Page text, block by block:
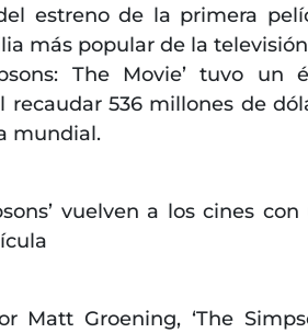
estreno de la primera
más popular de la
The Movie’ tuvo un
recaudar 536 millones de
mundial.
vuelven a los cines con
Matt Groening, ‘The